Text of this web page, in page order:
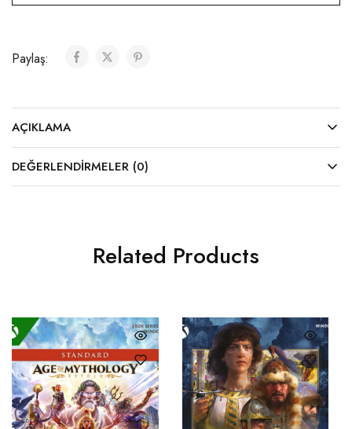
Paylaş:
AÇIKLAMA
DEĞERLENDIRMELER (0)
Related Products